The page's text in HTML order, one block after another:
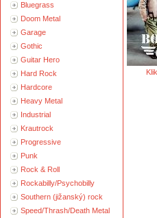
Bluegrass
Doom Metal
Garage
Gothic
Guitar Hero
Hard Rock
Hardcore
Heavy Metal
Industrial
Krautrock
Progressive
Punk
Rock & Roll
Rockabilly/Psychobilly
Southern (jižanský) rock
Speed/Thrash/Death Metal